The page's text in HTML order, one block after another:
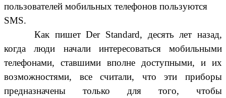
пользователей мобильных телефонов пользуются
SMS.
Как пишет Der Standard, десять лет назад,
когда люди начали интересоваться мобильными
телефонами, ставшими вполне доступными, и их
возможностями, все считали, что эти приборы
предназначены только для того, чтобы